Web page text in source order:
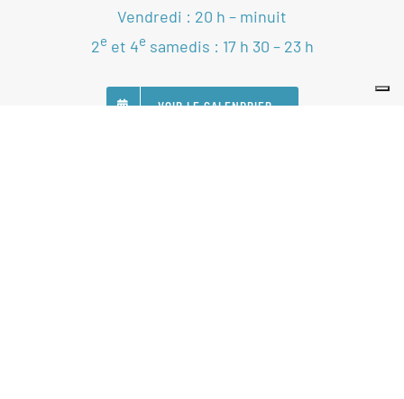
Vendredi : 20 h – minuit
2e et 4e samedis : 17 h 30 – 23 h
VOIR LE CALENDRIER